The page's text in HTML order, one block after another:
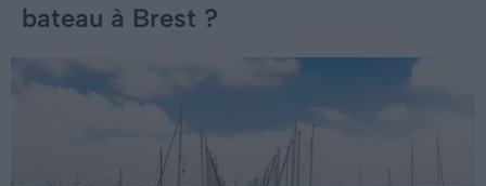
bateau à Brest ?